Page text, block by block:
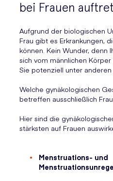
bei Frauen
Aufgrund der biologischen
Frau gibt es Erkrankungen,
können. Kein Wunder, denn
sich vom männlichen
Sie potenziell unter anderen
Welche gynäkologischen
betreffen ausschließlich
Hier sind die
stärksten auf Frauen
Menstruations- und